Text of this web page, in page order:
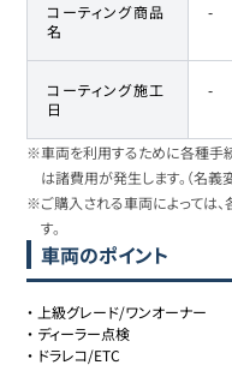
コーティング商品
名
-
コーティング施工
日
-
※車両を利用するために各種手
は諸費用が発生します。（名義
※ご購入される車両によっては
す。
車両のポイント
・ 上級グレード/ワンオーナー
・ ディーラー点検
・ ドラレコ/ETC